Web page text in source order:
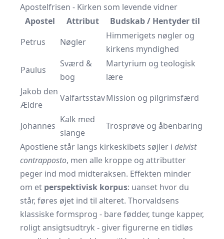
Apostelfrisen - Kirken som levende vidner
Apostel
Attribut
Budskab / Hentyder til
Petrus
Nøgler
Himmerigets nøgler og
kirkens myndighed
Paulus
Sværd &
bog
Martyrium og teologisk
lære
Jakob den
Ældre
ValfartsstavMission og pilgrimsfærd
Johannes
Kalk med
slange
Trosprøve og åbenbaring
Apostlene står langs kirkeskibets søjler i delvist
contrapposto, men alle kroppe og attributter
peger ind mod midteraksen. Effekten minder
om et perspektivisk korpus: uanset hvor du
står, føres øjet ind til alteret. Thorvaldsens
klassiske formsprog - bare fødder, tunge kapper,
roligt ansigtsudtryk - giver figurerne en tidløs